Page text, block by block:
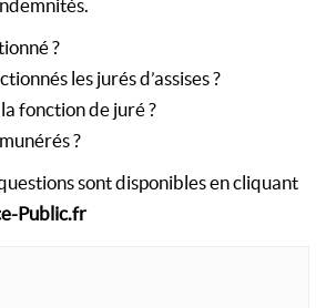
?
les jurés d’assises ?
fonction de juré ?
?
sont disponibles en cliquant
Public.fr